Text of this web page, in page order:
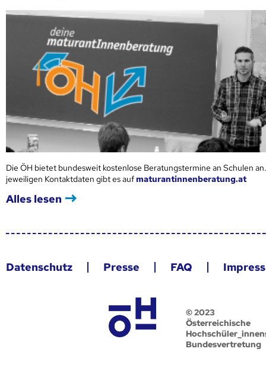
Die ÖH bietet bundesweit kostenlose Beratungstermine an Schulen
jeweiligen Kontaktdaten gibt es aufmaturantinnenberatung.at
Alles lesen
Datenschutz Presse FAQ
© 2023
Österreichische
Bundesvertretung